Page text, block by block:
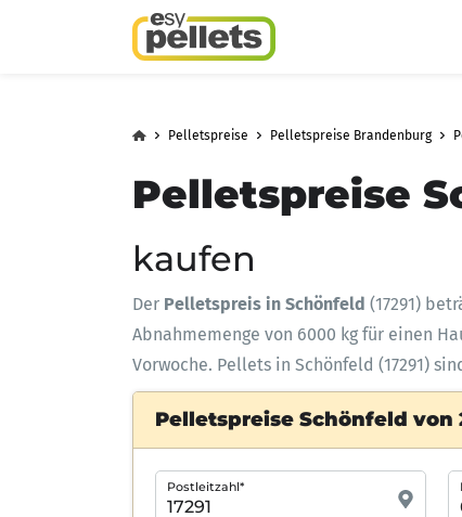
Pelletspreise Pelletspreise Brandenburg
Pelletspreise
kaufen
Der Pelletspreis in Schönfeld (17291)
Abnahmemenge von 6000 kg für einen
Vorwoche. Pellets in Schönfeld (17291)
Pelletspreise Schönfeld von
Postleitzahl*